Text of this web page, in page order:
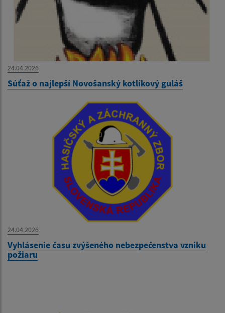
24.04.2026
Súťaž o najlepší Novošanský kotlíkový guláš
24.04.2026
Vyhlásenie času zvýšeného nebezpečenstva vzniku
požiaru